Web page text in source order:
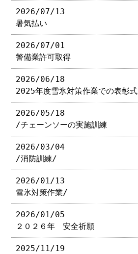
2026/07/13
暑気払い
2026/07/01
警備業許可取得
2026/06/18
2025年度雪氷対策作業での表彰式
2026/05/18
/チェーンソーの実施訓練
2026/03/04
/消防訓練/
2026/01/13
雪氷対策作業/
2026/01/05
２０２６年 安全祈願
2025/11/19